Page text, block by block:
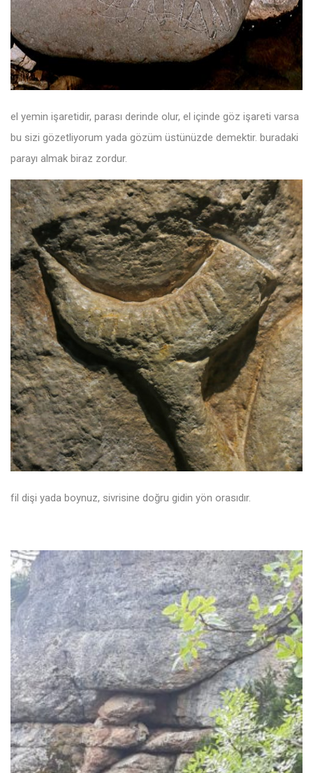
el yemin işaretidir, parası derinde olur, el içinde göz işareti varsa
bu sizi gözetliyorum yada gözüm üstünüzde demektir. buradaki
parayı almak biraz zordur.
fil dişi yada boynuz, sivrisine doğru gidin yön orasıdır.